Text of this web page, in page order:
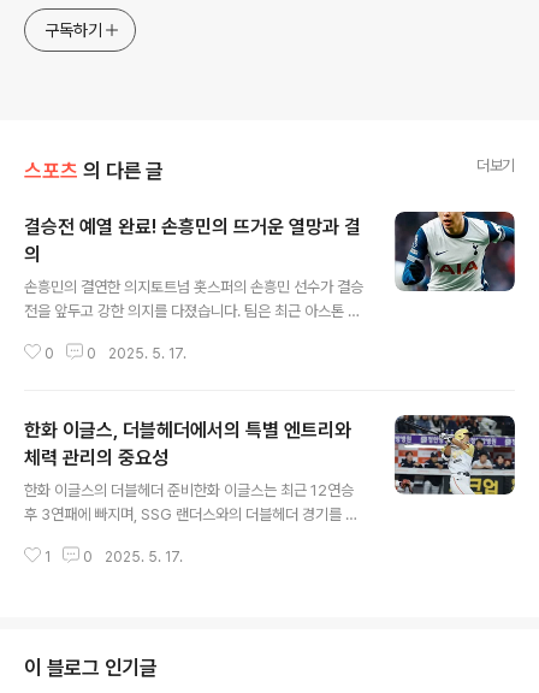
구독하기
스포츠 의 다른 글 더보기
결승전 예열 완료! 손흥민의 뜨거운 열망과 결
의
손흥민의 결연한 의지토트넘 홋스퍼의 손흥민 선수가 결승
전을 앞두고 강한 의지를 다졌습니다. 팀은 최근 아스톤 빌
자신의 몸 상태에 대해 긍정적인 반응을 보였습니다. 포스
3분과 15분에 걸쳐 위협적인 장면을 연출하며 결승전 준
비에 만전을 기하고 있습니다. 손흥민은 팀의 결승 진출을
기뻐하며, 모든 선수들이 최상의 몸 상태로 결승에 임할 수
있도록 준비하고 있다고 밝혔습니다. 결승전의 중요성손흥
민은 결승전이 자신의 인생에서 가장 중요한 날이 될 것이
라고 강조했습니다. 그는 "모두가 기대하고 있다. 우리가
0 0 2025. 5. 17.
한화 이글스, 더블헤더에서의 특별 엔트리와
체력 관리의 중요성
한화 이글스의 더블헤더 준비한화 이글스는 최근 12연승
후 3연패에 빠지며, SSG 랜더스와의 더블헤더 경기를 준
열리며, 특별히 외국인 투수 원투펀치를 기용하는 대신, 야
을 높이기 위한 전략입니다. 이렇게 체력 관리를 통해 팀의
경기력을 극대화하려는 한화의 모습은 팬들에게 큰 기대감
1 0 2025. 5. 17.
이 블로그 인기글